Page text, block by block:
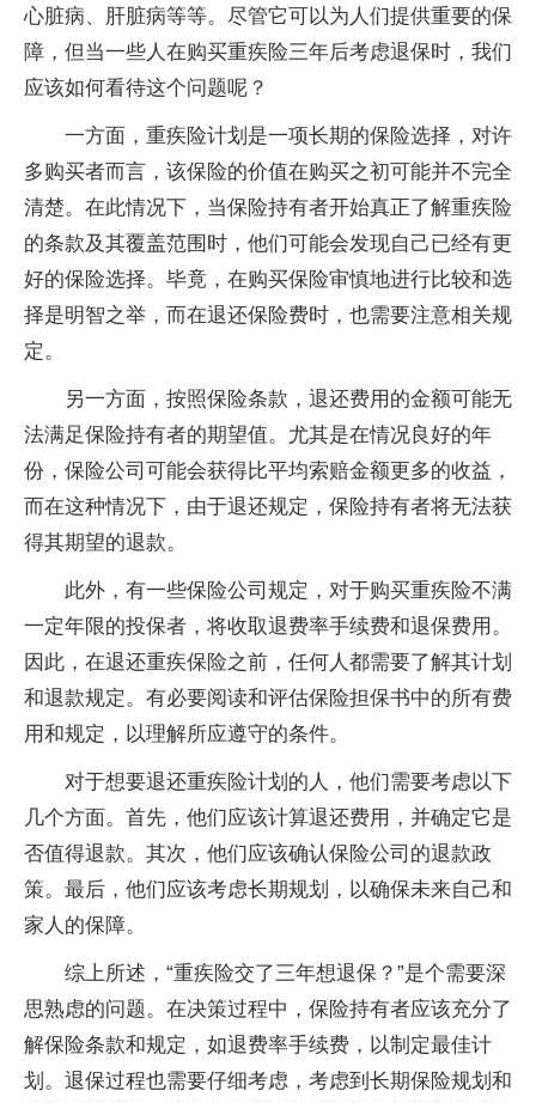
心脏病、肝脏病等等。尽管它可以为人们提供重要的保
障，但当一些人在购买重疾险三年后考虑退保时，我们
应该如何看待这个问题呢？
一方面，重疾险计划是一项长期的保险选择，对许
多购买者而言，该保险的价值在购买之初可能并不完全
清楚。在此情况下，当保险持有者开始真正了解重疾险
的条款及其覆盖范围时，他们可能会发现自己已经有更
好的保险选择。毕竟，在购买保险审慎地进行比较和选
择是明智之举，而在退还保险费时，也需要注意相关规
定。
另一方面，按照保险条款，退还费用的金额可能无
法满足保险持有者的期望值。尤其是在情况良好的年
份，保险公司可能会获得比平均索赔金额更多的收益，
而在这种情况下，由于退还规定，保险持有者将无法获
得其期望的退款。
此外，有一些保险公司规定，对于购买重疾险不满
一定年限的投保者，将收取退费率手续费和退保费用。
因此，在退还重疾保险之前，任何人都需要了解其计划
和退款规定。有必要阅读和评估保险担保书中的所有费
用和规定，以理解所应遵守的条件。
对于想要退还重疾险计划的人，他们需要考虑以下
几个方面。首先，他们应该计算退还费用，并确定它是
否值得退款。其次，他们应该确认保险公司的退款政
策。最后，他们应该考虑长期规划，以确保未来自己和
家人的保障。
综上所述，“重疾险交了三年想退保？”是个需要深
思熟虑的问题。在决策过程中，保险持有者应该充分了
解保险条款和规定，如退费率手续费，以制定最佳计
划。退保过程也需要仔细考虑，考虑到长期保险规划和